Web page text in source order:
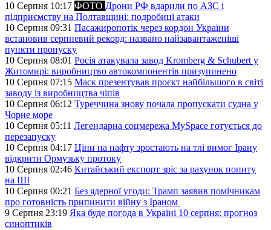
10 Серпня 10:17 ФОТО Дрони РФ вдарили по АЗС і
підприємству на Полтавщині: подробиці атаки
10 Серпня 09:31 Пасажиропотік через кордон України
встановив серпневий рекорд: названо найзавантаженіші
пункти пропуску
10 Серпня 08:01 Росія атакувала завод Kromberg & Schubert у
Житомирі: виробництво автокомпонентів призупинено
10 Серпня 07:15 Маск презентував проєкт найбільшого в світі
заводу із виробництва чіпів
10 Серпня 06:12 Туреччина знову почала пропускати судна у
Чорне море
10 Серпня 05:11 Легендарна соцмережа MySpace готується до
перезапуску
10 Серпня 04:17 Ціни на нафту зростають на тлі вимог Ірану
відкрити Ормузьку протоку
10 Серпня 02:46 Китайський експорт зріс за рахунок попиту
на ШІ
10 Серпня 00:21 Без ядерної угоди: Трамп заявив помічникам
про готовність припинити війну з Іраном
9 Серпня 23:19 Яка буде погода в Україні 10 серпня: прогноз
синоптиків